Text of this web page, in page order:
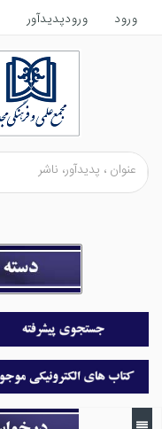
ورود ورودپدیدآور